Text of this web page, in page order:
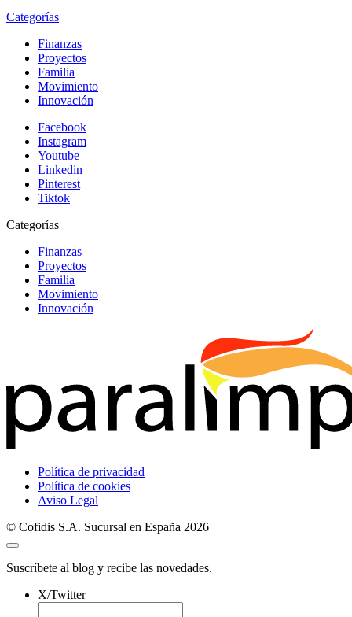
Categorías
Finanzas
Proyectos
Familia
Movimiento
Innovación
Facebook
Instagram
Youtube
Linkedin
Pinterest
Tiktok
Categorías
Finanzas
Proyectos
Familia
Movimiento
Innovación
Política de privacidad
Política de cookies
Aviso Legal
© Cofidis S.A. Sucursal en España 2026
Suscríbete al blog y recibe las novedades.
X/Twitter